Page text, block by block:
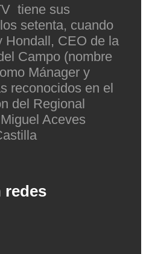
tiene sus
setenta, cuando
Hondall, CEO de la
Campo (nombre
Mánager y
reconocidos en el
del Regional
Aceves
redes